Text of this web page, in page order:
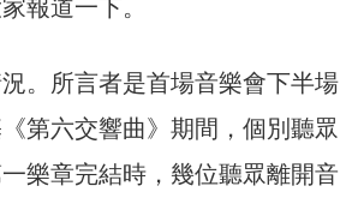
報道一下。
。所言者是首場音樂會下半場
第六交響曲》期間，個別聽眾
樂章完結時，幾位聽眾離開音